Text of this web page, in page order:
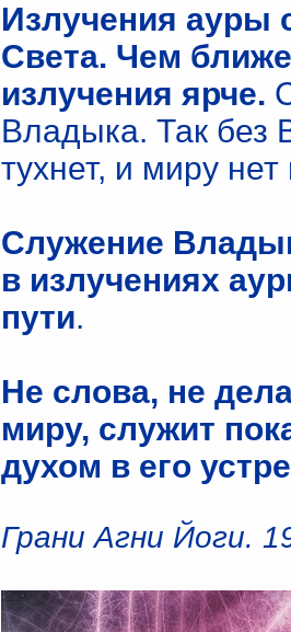
Излучения ауры
Света. Чем
излучения ярче.
Владыка. Так без
тухнет, и миру
Служение
в излучениях
пути.
Не слова, не
миру, служит
духом в его
Грани Агни Йоги.